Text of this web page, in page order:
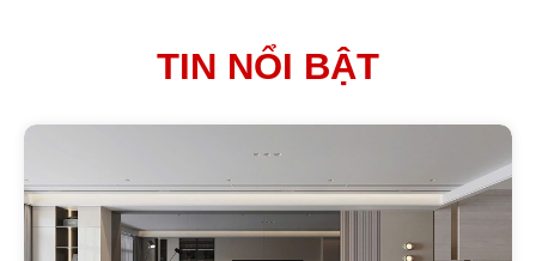
TIN NỔI BẬT